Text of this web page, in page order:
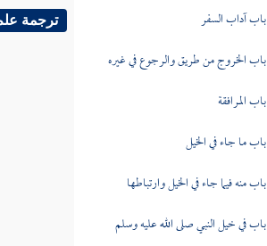
باب آداب السفر
باب الخروج من طريق والرجوع في غيره
باب المرافقة
باب ما جاء في الخيل
باب منه فيما جاء في الخيل وارتباطها
باب في خيل النبي صلى الله عليه وسلم
ترجمة